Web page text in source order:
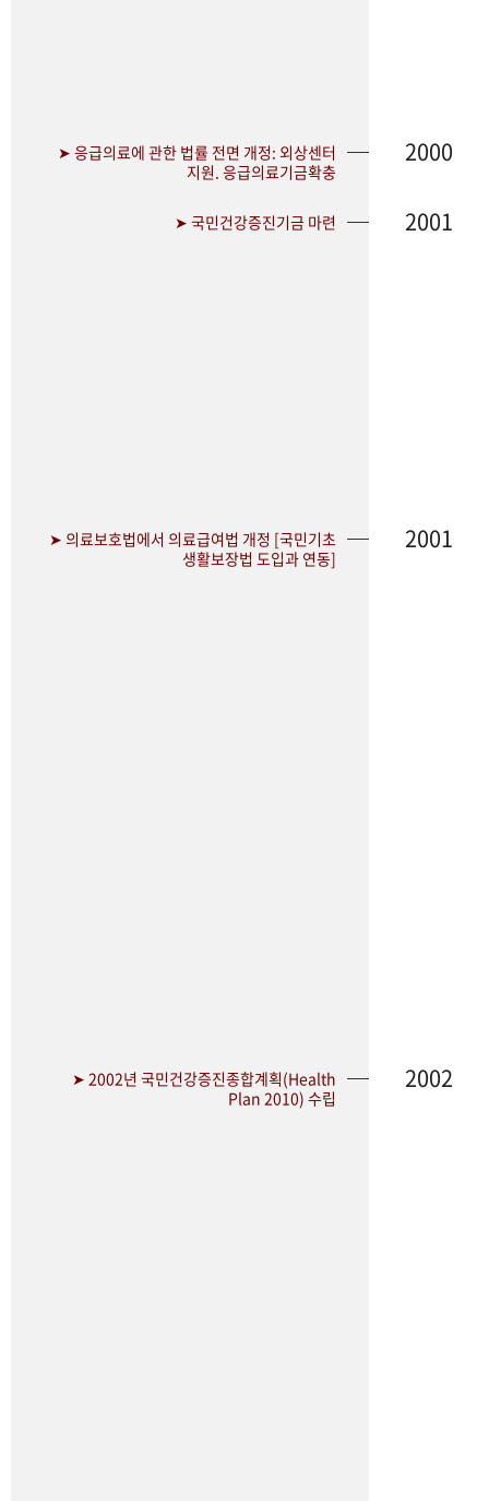
➤ 응급의료에 관한 법률 전면 개정: 외상센터
지원. 응급의료기금확충
2000
➤ 국민건강증진기금 마련 2001
➤ 의료보호법에서 의료급여법 개정 [국민기초
생활보장법 도입과 연동]
2001
➤ 2002년 국민건강증진종합계획(Health
Plan 2010) 수립
2002